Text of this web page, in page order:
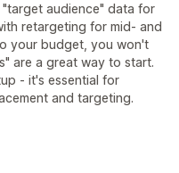
audience" data for
retargeting for mid- and
your budget, you won't
are a great way to start.
- it's essential for
and targeting.